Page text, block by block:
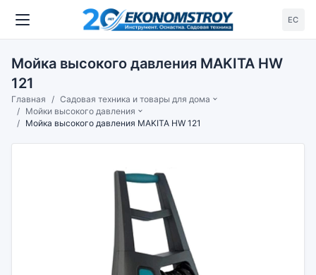
ЕС
Мойка высокого давления MAKITA HW
121
Главная
Садовая техника и товары для дома
Мойки высокого давления
Мойка высокого давления MAKITA HW 121